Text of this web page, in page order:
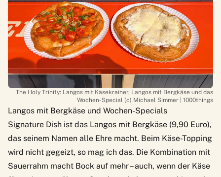
The Holy Trinity: Langos mit Käsekrainer, Langos mit Bergkäse und das
Wochen-Special (c) Michael Simmer | 1000things
Langos mit Bergkäse und Wochen-Specials
Signature Dish ist das Langos mit Bergkäse (9,90 Euro),
das seinem Namen alle Ehre macht. Beim Käse-Topping
wird nicht gegeizt, so mag ich das. Die Kombination mit
Sauerrahm macht Bock auf mehr – auch, wenn der Käse